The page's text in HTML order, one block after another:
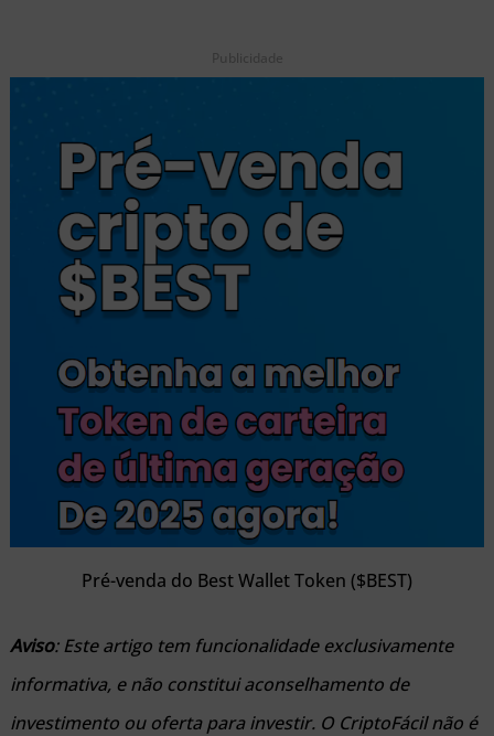
Publicidade
Pré-venda do Best Wallet Token ($BEST)
Aviso: Este artigo tem funcionalidade exclusivamente
informativa, e não constitui aconselhamento de
investimento ou oferta para investir. O CriptoFácil não é